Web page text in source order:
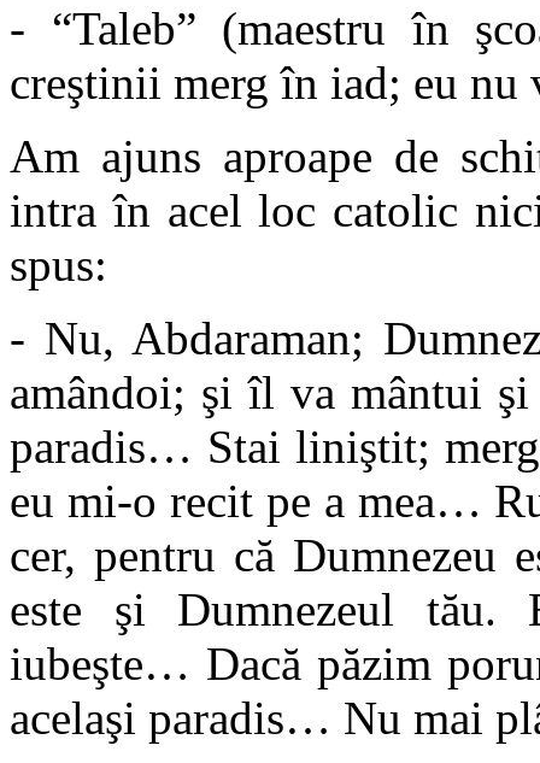
- “Taleb” (maestru în
creştinii merg în iad; eu nu
Am ajuns aproape de
intra în acel loc catolic
spus:
- Nu, Abdaraman;
amândoi; şi îl va mântui
paradis… Stai liniştit;
eu mi-o recit pe a mea…
cer, pentru că Dumnezeu
este şi Dumnezeul tău.
iubeşte… Dacă păzim
acelaşi paradis… Nu mai